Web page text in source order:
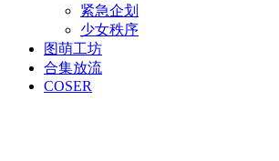
紧急企划
少女秩序
图萌工坊
合集放流
COSER